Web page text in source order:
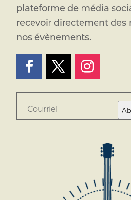
plateforme de média
recevoir directement des
nos évènements.
a